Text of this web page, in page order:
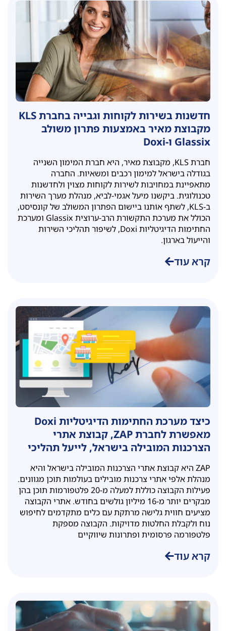
חדשנות בשירות לקוחות וגבייה בחברת KLS
מקבוצת מאיר באמצעות פתרון משולב
Glassix ו-Doxi
חברת KLS, מקבוצת מאיר, היא חברת המימון השנייה
בגודלה בישראל למימון רכבים ומשאיות. החברה
מתאפיינת במחויבות לשירות לקוחות מצוין ולחדשנות
טכנולוגית. ביקשנו מיעל אגמי-לביא, מנהלת מערך השירות
ב-KLS, לשתף אותנו ביישום הפתרון המשולב של קונסיסט,
הכולל את מערכת התקשורת הרב-ערוצית Glassix ומערכת
החתימות הדיגיטליות Doxi, לשיפור תהליכי השירות
והייעול בארגון.
קרא עוד
כיצד מערכת החתימות הדיגיטליות Doxi
מאפשרת לחברת ZAP, קבוצת אתרי
הצרכנות המובילה בישראל, לייעל תהליכי
עסקייםZAP היא קבוצת אתרי הצרכנות המובילה בישראל והיא
מנהלת אלפי אתרי צרכנות מובילים בעולמות תוכן מגוונים.
פעילות הקבוצה כוללת למעלה מ-20 פלטפורמות תוכן בהן
מבקרים יותר מ-16 מיליון גולשים בחודש. אתרי הקבוצה
מציעים חווית גלישה מרתקת עם כלים מתקדמים לחיפוש
נוח ולקבלת החלטות מדויקות. הקבוצה מספקת
פלטפורמה פרסומית ופתרונות שיווקיים
קרא עוד